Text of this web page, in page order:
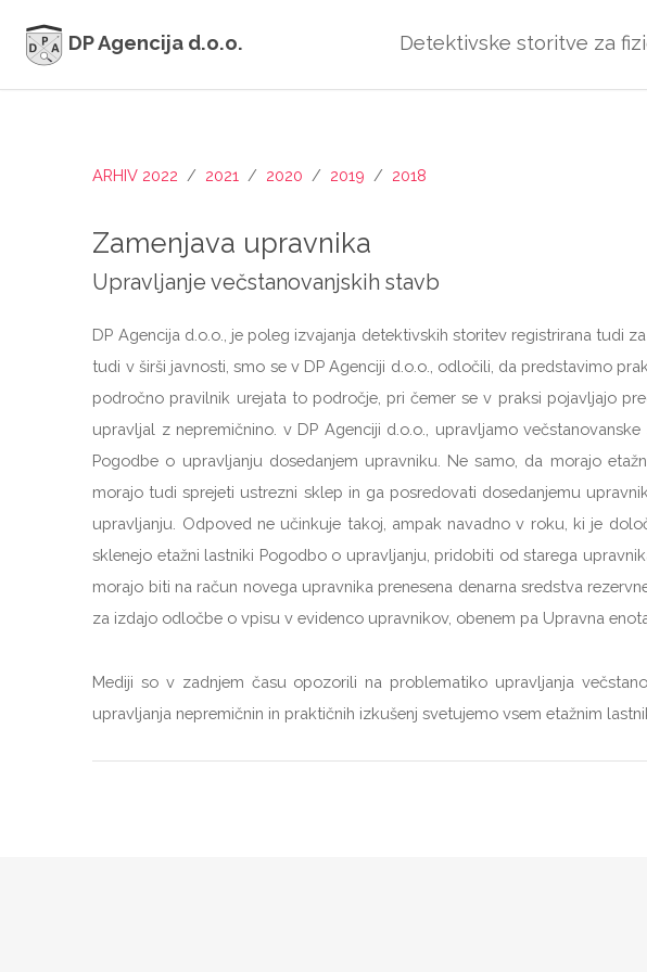
DP Agencija d.o.o. Detektivske storitve za
ARHIV 2022 / 2021 / 2020 / 2019 / 2018
Zamenjava upravnika
Upravljanje večstanovanjskih stavb
DP Agencija d.o.o., je poleg izvajanja detektivskih storitev registrirana tudi
tudi v širši javnosti, smo se v DP Agenciji d.o.o., odločili, da predstavimo
področno pravilnik urejata to področje, pri čemer se v praksi pojavljajo
upravljal z nepremičnino. v DP Agenciji d.o.o., upravljamo
Pogodbe o upravljanju dosedanjem upravniku. Ne samo, da morajo
morajo tudi sprejeti ustrezni sklep in ga posredovati dosedanjemu
upravljanju. Odpoved ne učinkuje takoj, ampak navadno v roku, ki je
sklenejo etažni lastniki Pogodbo o upravljanju, pridobiti od starega
morajo biti na račun novega upravnika prenesena denarna sredstva
za izdajo odločbe o vpisu v evidenco upravnikov, obenem pa Upravna
Mediji so v zadnjem času opozorili na problematiko upravljanja
upravljanja nepremičnin in praktičnih izkušenj svetujemo vsem etažnim